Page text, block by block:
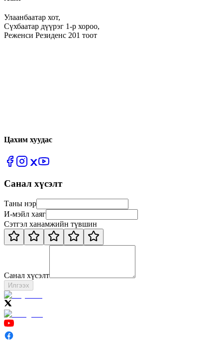
Улаанбаатар хот,
Сүхбаатар дүүрэг 1-р хороо,
Реженси Резиденс 201 тоот
Цахим хуудас
Санал хүсэлт
Таны нэр
И-мэйл хаяг
Сэтгэл ханамжийн түвшин
Санал хүсэлт
Илгээх